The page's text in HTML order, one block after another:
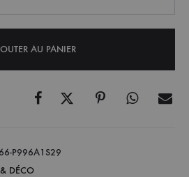
AU PANIER
P996A1S29
DÉCO